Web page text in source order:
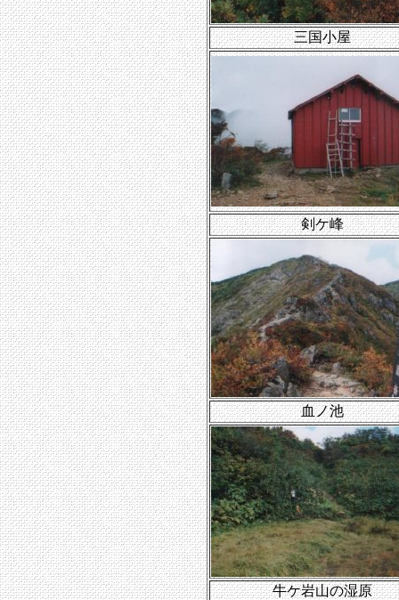
三国小屋
剣ケ峰
血ノ池
牛ケ岩山の湿原